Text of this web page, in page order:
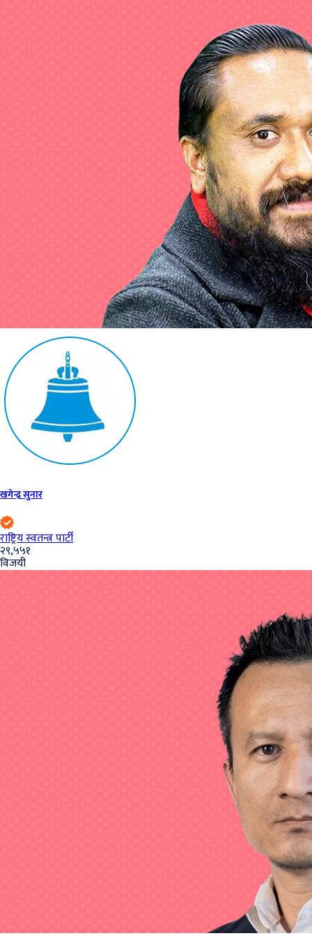
खगेन्द्र सुनार
राष्ट्रिय स्वतन्त्र पार्टी
२९,५५१
विजयी